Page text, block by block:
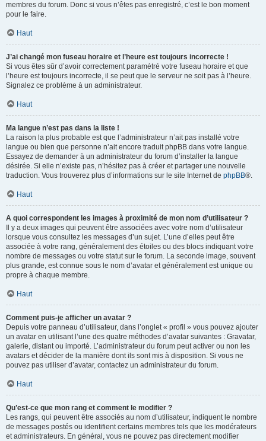
membres du forum. Donc si vous n’êtes pas enregistré, c’est le bon moment
pour le faire.
Haut
J’ai changé mon fuseau horaire et l’heure est toujours incorrecte !
Si vous êtes sûr d’avoir correctement paramétré votre fuseau horaire et que
l’heure est toujours incorrecte, il se peut que le serveur ne soit pas à l’heure.
Signalez ce problème à un administrateur.
Haut
Ma langue n’est pas dans la liste !
La raison la plus probable est que l’administrateur n’ait pas installé votre
langue ou bien que personne n’ait encore traduit phpBB dans votre langue.
Essayez de demander à un administrateur du forum d’installer la langue
désirée. Si elle n’existe pas, n’hésitez pas à créer et partager une nouvelle
traduction. Vous trouverez plus d’informations sur le site Internet de phpBB®.
Haut
A quoi correspondent les images à proximité de mon nom d’utilisateur ?
Il y a deux images qui peuvent être associées avec votre nom d’utilisateur
lorsque vous consultez les messages d’un sujet. L’une d’elles peut être
associée à votre rang, généralement des étoiles ou des blocs indiquant votre
nombre de messages ou votre statut sur le forum. La seconde image, souvent
plus grande, est connue sous le nom d’avatar et généralement est unique ou
propre à chaque membre.
Haut
Comment puis-je afficher un avatar ?
Depuis votre panneau d’utilisateur, dans l’onglet « profil » vous pouvez ajouter
un avatar en utilisant l’une des quatre méthodes d’avatar suivantes : Gravatar,
galerie, distant ou importé. L’administrateur du forum peut activer ou non les
avatars et décider de la manière dont ils sont mis à disposition. Si vous ne
pouvez pas utiliser d’avatar, contactez un administrateur du forum.
Haut
Qu’est-ce que mon rang et comment le modifier ?
Les rangs, qui peuvent être associés au nom d’utilisateur, indiquent le nombre
de messages postés ou identifient certains membres tels que les modérateurs
et administrateurs. En général, vous ne pouvez pas directement modifier